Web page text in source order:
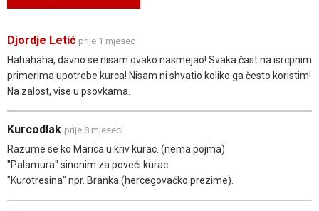
Djordje Letić prije 1 mjesec
Hahahaha, davno se nisam ovako nasmejao! Svaka čast na isrcpnim
primerima upotrebe kurca! Nisam ni shvatio koliko ga često koristim!
Na zalost, vise u psovkama.
Kurcodlak prije 8 mjeseci
Razume se ko Marica u kriv kurac. (nema pojma).
"Palamura" sinonim za poveći kurac.
"Kurotresina" npr. Branka (hercegovačko prezime).